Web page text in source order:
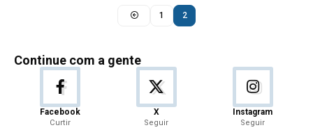
1 2
Continue com a gente
Facebook
Curtir
X
Seguir
Instagram
Seguir